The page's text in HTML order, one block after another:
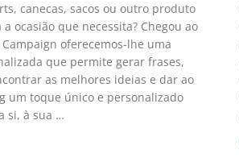
canecas, sacos ou outro produto
a ocasião que necessita? Chegou ao
oferecemos-lhe uma
que permite gerar frases,
as melhores ideias e dar ao
um toque único e personalizado
si, à sua …